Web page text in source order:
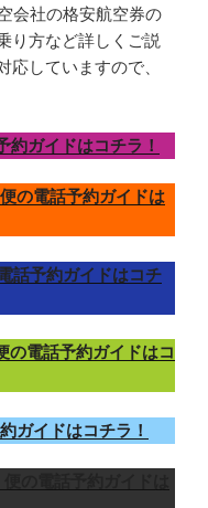
会社の格安航空券の
り方など詳しくご説
応していますので、
ガイドはコチラ！
の電話予約ガイドは
話予約ガイドはコチ
電話予約ガイドはコ
ガイドはコチラ！